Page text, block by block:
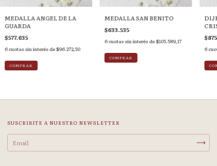
MEDALLA ANGEL DE LA
GUARDA
$577.635
6cuotas sin interés de$96.272,50
MEDALLA SAN BENITO
$633.535
6cuotas sin interés de$105.589,17
6
SUSCRIBITE A NUESTRO NEWSLETTER